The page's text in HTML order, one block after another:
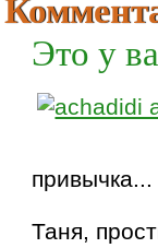
Это у
привычка...
Таня,